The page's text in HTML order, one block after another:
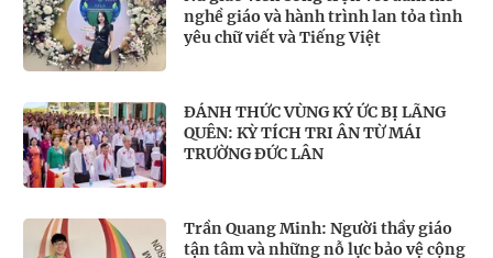
nghề giáo và hành trình lan tỏa tình
yêu chữ viết và Tiếng Việt
ĐÁNH THỨC VÙNG KÝ ỨC BỊ LÃNG
QUÊN: KỲ TÍCH TRI ÂN TỪ MÁI
TRƯỜNG ĐỨC LÂN
Trần Quang Minh: Người thầy giáo
tận tâm và những nỗ lực bảo vệ cộng